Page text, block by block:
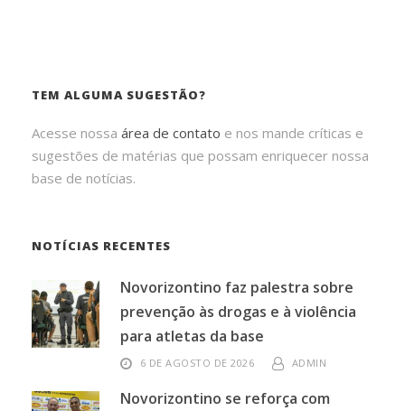
TEM ALGUMA SUGESTÃO?
Acesse nossa área de contato e nos mande críticas e
sugestões de matérias que possam enriquecer nossa
base de notícias.
NOTÍCIAS RECENTES
Novorizontino faz palestra sobre
prevenção às drogas e à violência
para atletas da base
6 DE AGOSTO DE 2026 ADMIN
Novorizontino se reforça com